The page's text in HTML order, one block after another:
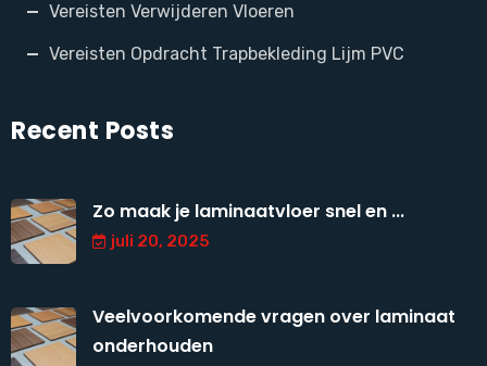
Vereisten Verwijderen Vloeren
Vereisten Opdracht Trapbekleding Lijm PVC
Recent Posts
Zo maak je laminaatvloer snel en ...
juli 20, 2025
Veelvoorkomende vragen over laminaat
onderhouden